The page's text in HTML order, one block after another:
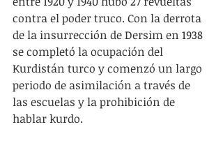
contra el poder truco. Con la derrota
de la insurrección de Dersim en 1938
se completó la ocupación del
Kurdistán turco y comenzó un largo
periodo de asimilación a través de
las escuelas y la prohibición de
hablar kurdo.